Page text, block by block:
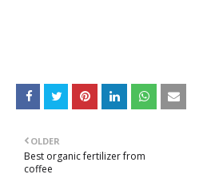
OLDER
Best organic fertilizer from
coffee